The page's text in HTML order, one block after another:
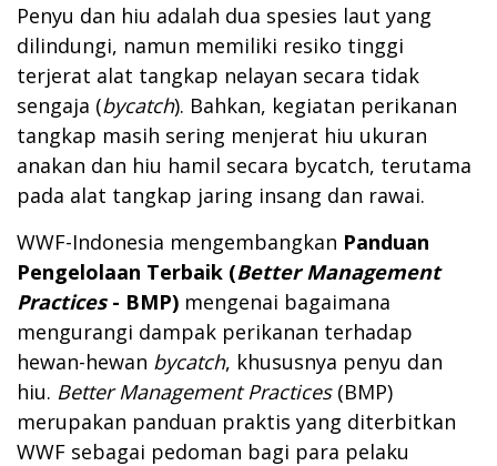
Penyu dan hiu adalah dua spesies laut yang
dilindungi, namun memiliki resiko tinggi
terjerat alat tangkap nelayan secara tidak
sengaja (bycatch). Bahkan, kegiatan perikanan
tangkap masih sering menjerat hiu ukuran
anakan dan hiu hamil secara bycatch, terutama
pada alat tangkap jaring insang dan rawai.
WWF-Indonesia mengembangkan Panduan
Pengelolaan Terbaik (Better Management
Practices- BMP) mengenai bagaimana
mengurangi dampak perikanan terhadap
hewan-hewan bycatch, khususnya penyu dan
hiu. Better Management Practices(BMP)
merupakan panduan praktis yang diterbitkan
WWF sebagai pedoman bagi para pelaku